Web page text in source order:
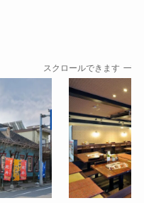
スクロールできます